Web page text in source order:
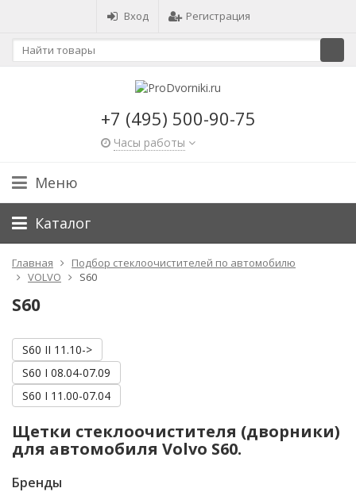
Вход Регистрация
+7 (495) 500-90-75
Часы работы
Меню
Каталог
Главная
Подбор стеклоочистителей по автомобилю
VOLVO
S60
S60
S60 II 11.10->
S60 I 08.04-07.09
S60 I 11.00-07.04
Щетки стеклоочистителя (дворники)
для автомобиля Volvo S60.
Бренды